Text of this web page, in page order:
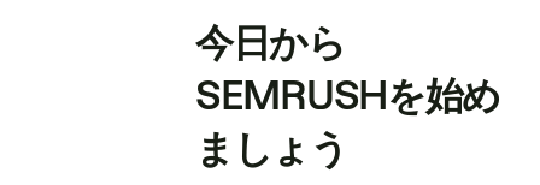
今日から
SEMRUSHを始め
ましょう